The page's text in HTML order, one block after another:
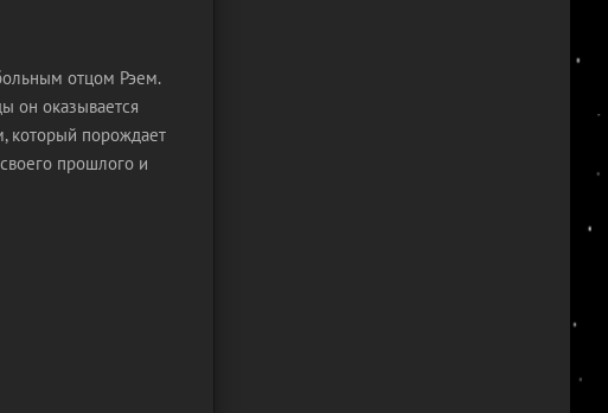
отцом Рэем.
он оказывается
который порождает
прошлого и